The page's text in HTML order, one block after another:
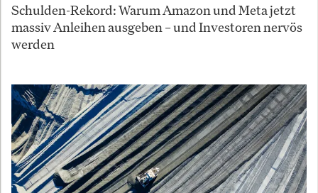
Schulden-Rekord: Warum Amazon und Meta jetzt
massiv Anleihen ausgeben – und Investoren nervös
werden